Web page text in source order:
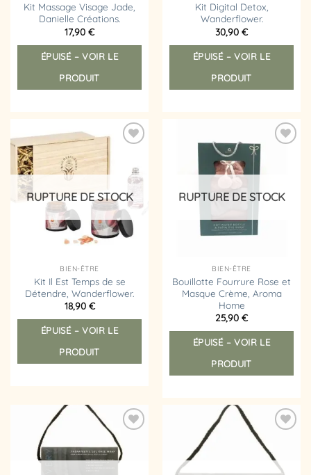
Kit Massage Visage Jade,
Danielle Créations.
17,90 €
ÉPUISÉ – VOIR LE
PRODUIT
Kit Digital Detox,
Wanderflower.
30,90 €
ÉPUISÉ – VOIR LE
PRODUIT
liste
d’envies
RUPTURE DE STOCK
BIEN-ÊTRE
Kit Il Est Temps de se
Détendre, Wanderflower.
18,90 €
ÉPUISÉ – VOIR LE
PRODUIT
RUPTURE DE STOCK
BIEN-ÊTRE
Bouillotte Fourrure Rose et
Masque Crème, Aroma
Home
25,90 €
ÉPUISÉ – VOIR LE
PRODUIT
Ajouter
à la
liste
liste
d’envies